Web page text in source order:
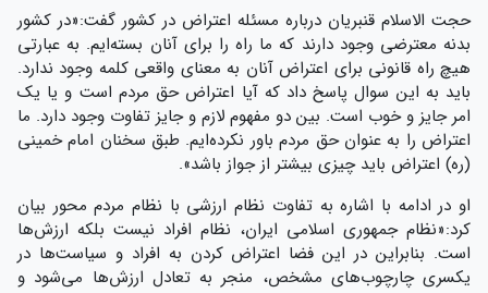
حجت الاسلام قنبریان درباره مسئله اعتراض در کشور گفت:«در کشور
بدنه معترضی وجود دارند که ما راه را برای آنان بسته‌ایم. به عبارتی
هیچ راه قانونی برای اعتراض آنان به معنای واقعی کلمه وجود ندارد.
باید به این سوال پاسخ داد که آیا اعتراض حق مردم است و یا یک
امر جایز و خوب است. بین دو مفهوم لازم و جایز تفاوت وجود دارد. ما
اعتراض را به عنوان حق مردم باور نکرده‌ایم. طبق سخنان امام خمینی
(ره) اعتراض باید چیزی بیشتر از جواز باشد».
او در ادامه با اشاره به تفاوت نظام ارزشی با نظام مردم محور بیان
کرد:«نظام جمهوری اسلامی ایران، نظام افراد نیست بلکه ارزش‌ها
است. بنابراین در این فضا اعتراض کردن به افراد و سیاست‌ها در
یکسری چارچوب‌های مشخص، منجر به تعادل ارزش‌ها می‌شود و